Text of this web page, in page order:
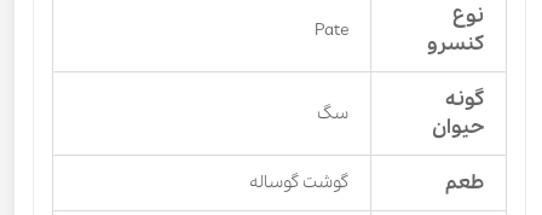
نوع
کنسرو
Pate
گونه
حیوان
سگ
طعم گوشت گوساله